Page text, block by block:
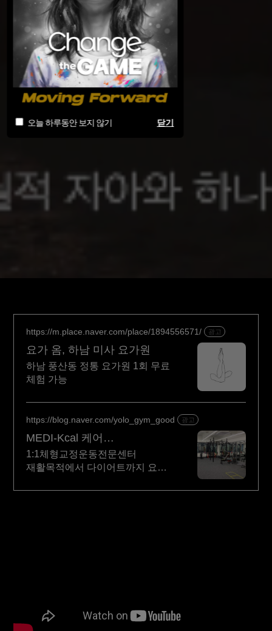
오늘 하루동안 보지 않기 닫기
https://m.place.naver.com/place/1894556571/ 광고
요가 옴, 하남 미사 요가원
하남 풍산동 정통 요가원 1회 무료
체험 가능
https://blog.naver.com/yolo_gym_good 광고
MEDI-Kcal 케어
1:1재활운동전문센터
1:1체형교정운동전문센터
재활목적에서 다이어트까지 요가
수성구재활 범어동재활 대구재활